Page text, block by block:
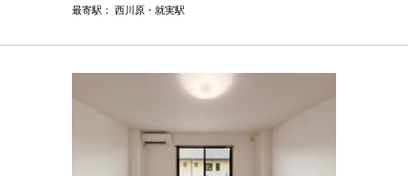
最寄駅： 西川原・就実駅